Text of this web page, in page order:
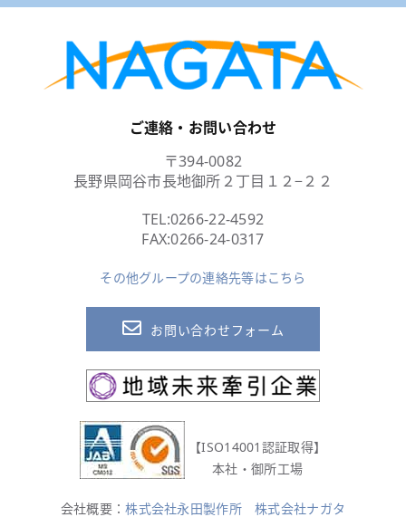
ご連絡・お問い合わせ
〒394-0082
長野県岡谷市長地御所２丁目１２−２２
TEL:0266-22-4592
FAX:0266-24-0317
その他グループの連絡先等はこちら
お問い合わせフォーム
【ISO14001認証取得】
本社・御所工場
会社概要：株式会社永田製作所 株式会社ナガタ